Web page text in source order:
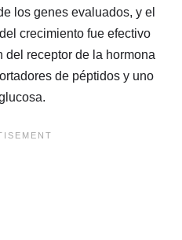
los genes evaluados, y el
crecimiento fue efectivo
del receptor de la hormona
de péptidos y uno